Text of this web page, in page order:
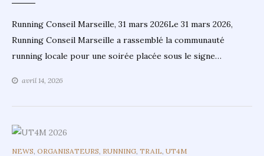
Running Conseil Marseille, 31 mars 2026Le 31 mars 2026,
Running Conseil Marseille a rassemblé la communauté
running locale pour une soirée placée sous le signe…
avril 14, 2026
CATEGORIES
NEWS ORGANISATEURS RUNNING TRAIL UT4M